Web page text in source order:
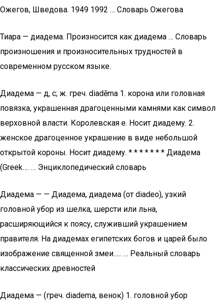
Ожегов, Шведова. 1949 1992 … Словарь Ожегова
Тиара — диадема. Произносится как диадема … Словарь
произношения и произносительных трудностей в
современном русском языке.
Диадема — д, с; ж. греч. diadēma 1. корона или головная
повязка, украшенная драгоценными камнями как символ
верховной власти. Королевская е. Носит диадему. 2.
женское драгоценное украшение в виде небольшой
открытой короны. Носит диадему. * * * * * * * Диадема
(Greek…. … Энциклопедический словарь
Диадема — — Диадема, диадема (от diadeo), узкий
головной убор из шелка, шерсти или льна,
расширяющийся к поясу, служивший украшением
правителя. На диадемах египетских богов и царей было
изображение священной змеи….. … Реальный словарь
классических древностей
Диадема — (греч. diadema, венок) 1. головной убор